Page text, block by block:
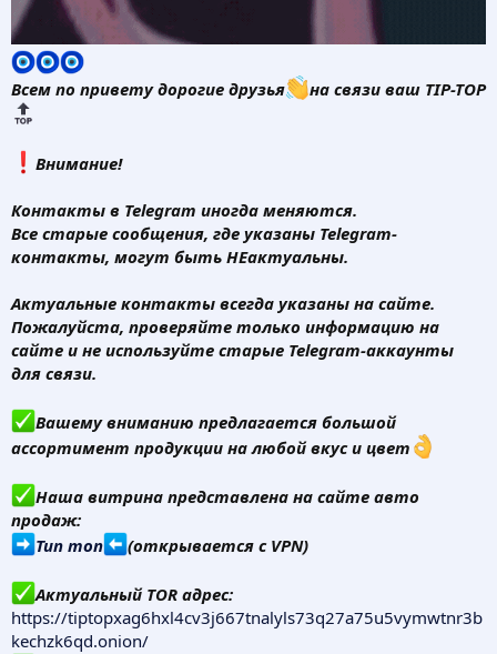
Всем по привету дорогие друзья на связи ваш TIP-TOP
️Внимание!
Контакты в Telegram иногда меняются.
Все старые сообщения, где указаны Telegram-
контакты, могут быть НЕактуальны.
Актуальные контакты всегда указаны на сайте.
Пожалуйста, проверяйте только информацию на
сайте и не используйте старые Telegram-аккаунты
для связи.
Вашему вниманию предлагается большой
ассортимент продукции на любой вкус и цвет
Наша витрина представлена на сайте авто
продаж:
Тип топ
(открывается с VPN)
Актуальный TOR адрес:
https://tiptopxag6hxl4cv3j667tnalyls73q27a75u5vymwtnr3b
kechzk6qd.onion/